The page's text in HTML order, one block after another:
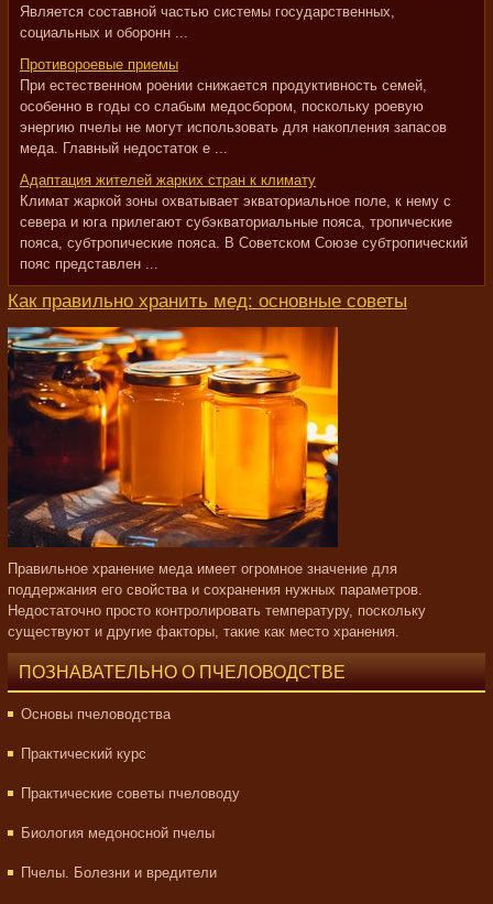
Является составной частью системы государственных,
социальных и оборонн ...
Противороевые приемы
При естественном роении снижается продуктивность семей,
особенно в годы со слабым медосбором, поскольку роевую
энергию пчелы не могут использовать для накопления запасов
меда. Главный недостаток е ...
Адаптация жителей жарких стран к климату
Климат жаркой зоны охватывает экваториальное поле, к нему с
севера и юга прилегают субэкваториальные пояса, тропические
пояса, субтропические пояса. В Советском Союзе субтропический
пояс представлен ...
Как правильно хранить мед: основные советы
Правильное хранение меда имеет огромное значение для
поддержания его свойства и сохранения нужных параметров.
Недостаточно просто контролировать температуру, поскольку
существуют и другие факторы, такие как место хранения.
ПОЗНАВАТЕЛЬНО О ПЧЕЛОВОДСТВЕ
Основы пчеловодства
Практический курс
Практические советы пчеловоду
Биология медоносной пчелы
Пчелы. Болезни и вредители